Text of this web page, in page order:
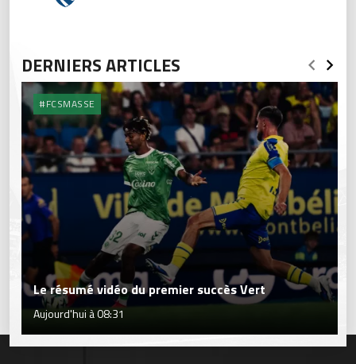
DERNIERS ARTICLES
#FCSMASSE
Le résumé vidéo du premier succès Vert
Aujourd'hui à 08:31